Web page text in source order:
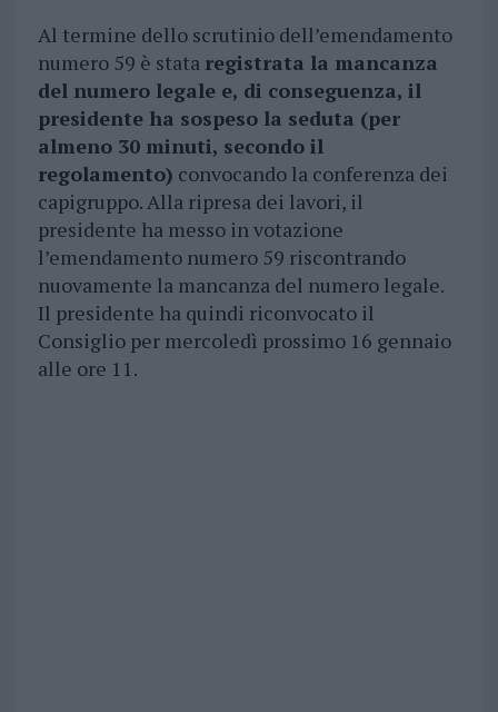
Al termine dello scrutinio dell’emendamento
numero 59 è stata registrata la mancanza
del numero legale e, di conseguenza, il
presidente ha sospeso la seduta (per
almeno 30 minuti, secondo il
regolamento) convocando la conferenza dei
capigruppo. Alla ripresa dei lavori, il
presidente ha messo in votazione
l’emendamento numero 59 riscontrando
nuovamente la mancanza del numero legale.
Il presidente ha quindi riconvocato il
Consiglio per mercoledì prossimo 16 gennaio
alle ore 11.